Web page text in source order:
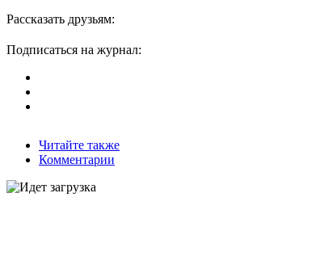
Рассказать друзьям:
Подписаться на журнал:
Читайте также
Комментарии